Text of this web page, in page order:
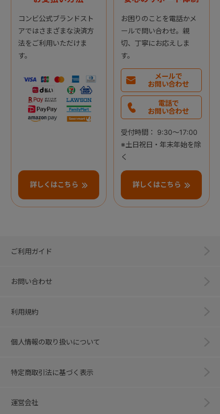
コンビ公式ブランドスト
アではさまざまな決済方
法をご利用いただけま
す。
詳しくはこちら
お困りのことを電話かメ
ールで問い合わせ。親
切、丁寧にお応えしま
す。
メールで
お問い合わせ
電話で
お問い合わせ
受付時間： 9:30～17:00
※土日祝日・年末年始を除
く
詳しくはこちら
ご利用ガイド
お問い合わせ
利用規約
個人情報の取り扱いについて
特定商取引法に基づく表示
運営会社